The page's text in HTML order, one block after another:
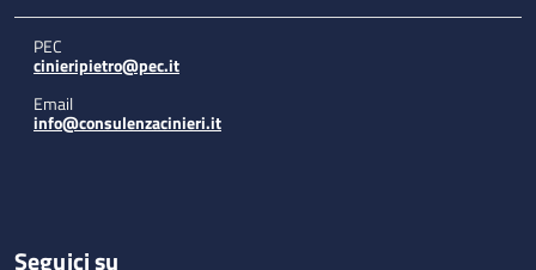
PEC
cinieripietro@pec.it
Email
info@consulenzacinieri.it
Seguici su